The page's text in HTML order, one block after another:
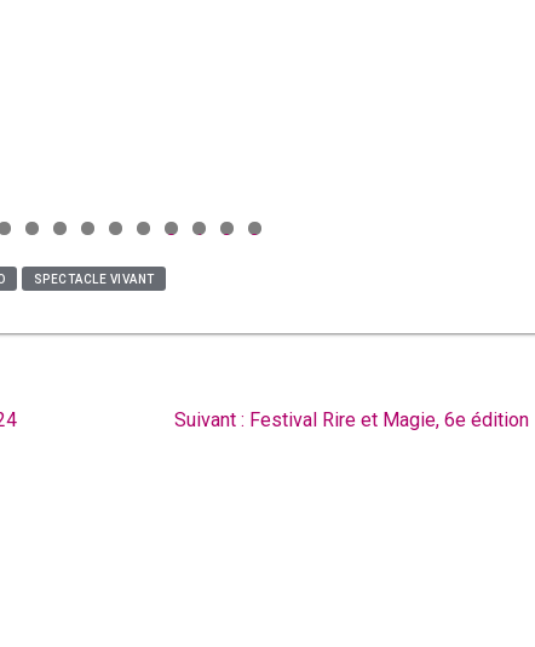
0 1 2 3
SPECTACLE VIVANT
Suivant : Article
Festival Rire et Magie, 6e édition